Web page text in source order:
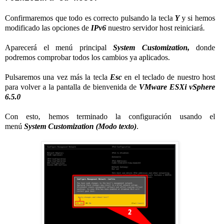
Confirmaremos que todo es correcto pulsando la tecla Yy si hemos
modificado las opciones de IPv6 nuestro servidor host reiniciará.
Aparecerá el menú principal System Customization, donde
podremos comprobar todos los cambios ya aplicados.
Pulsaremos una vez más la tecla Escen el teclado de nuestro host
para volver a la pantalla de bienvenida de VMware ESXi vSphere
6.5.0
Con esto, hemos terminado la configuración usando el
menú System Customization (Modo texto).